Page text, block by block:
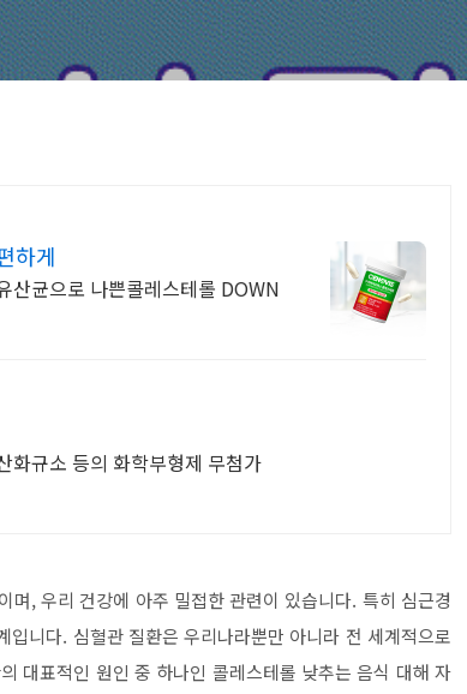
하게
산균으로 나쁜콜레스테롤 DOWN
화규소 등의 화학부형제 무첨가
, 우리 건강에 아주 밀접한 관련이 있습니다. 특히 심근경
니다. 심혈관 질환은 우리나라뿐만 아니라 전 세계적으로
대표적인 원인 중 하나인 콜레스테롤 낮추는 음식 대해 자